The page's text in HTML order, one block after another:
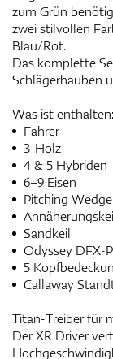
zum Grün
zwei stilvollen
Blau/Rot.
Das komplette
Schlägerhauben
Was ist enthalten:
Fahrer
3-Holz
4 & 5 Hybriden
6–9 Eisen
Pitching Wedge
Sandkeil
Odyssey DFX-
5
Callaway
Titan-Treiber für
Der XR Driver